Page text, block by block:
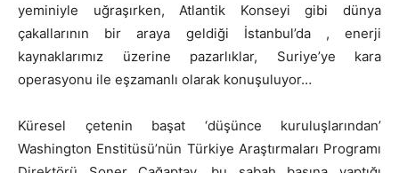
yeminiyle uğraşırken, Atlantik Konseyi gibi dünya
çakallarının bir araya geldiği İstanbul’da , enerji
kaynaklarımız üzerine pazarlıklar, Suriye’ye kara
operasyonu ile eşzamanlı olarak konuşuluyor…
Küresel çetenin başat ‘düşünce kuruluşlarından’
Washington Enstitüsü’nün Türkiye Araştırmaları Programı